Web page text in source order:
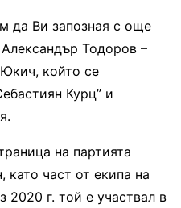
да Ви запозная с още
Тодоров –
който се
Курц” и
на партията
част от екипа на
г. той е участвал в